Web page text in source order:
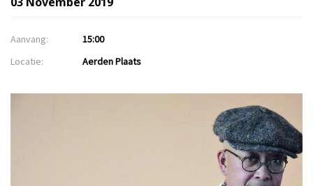
Aanvang:
15:00
Locatie:
Aerden Plaats